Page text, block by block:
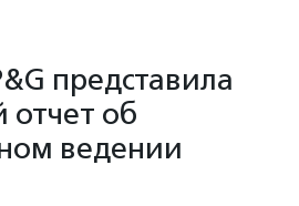
представила
отчет об
ведении